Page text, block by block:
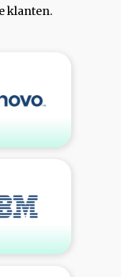
klanten.